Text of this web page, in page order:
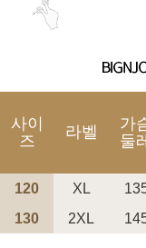
사이
즈
라벨
가
둘레
120 XL
130
2XL